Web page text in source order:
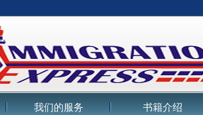
我们的服务 书籍介绍